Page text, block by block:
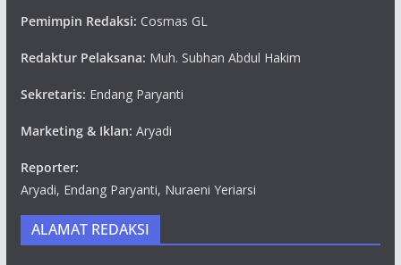
Pemimpin Redaksi: Cosmas GL
Redaktur Pelaksana: Muh. Subhan Abdul Hakim
Sekretaris: Endang Paryanti
Marketing & Iklan: Aryadi
Reporter:
Aryadi, Endang Paryanti, Nuraeni Yeriarsi
ALAMAT REDAKSI